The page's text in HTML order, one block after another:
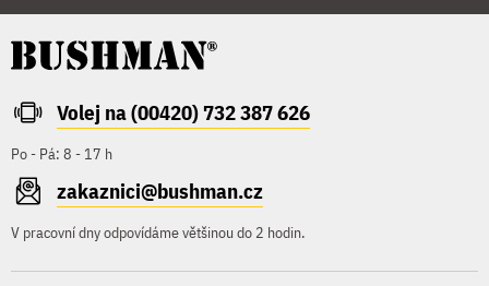
Volej na (00420) 732 387 626
Po - Pá: 8 - 17 h
zakaznici@bushman.cz
V pracovní dny odpovídáme většinou do 2 hodin.